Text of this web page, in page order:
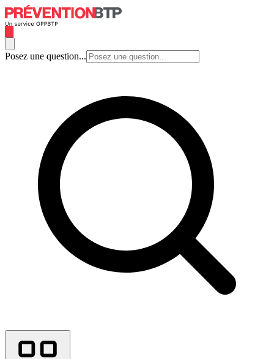
Posez une question...